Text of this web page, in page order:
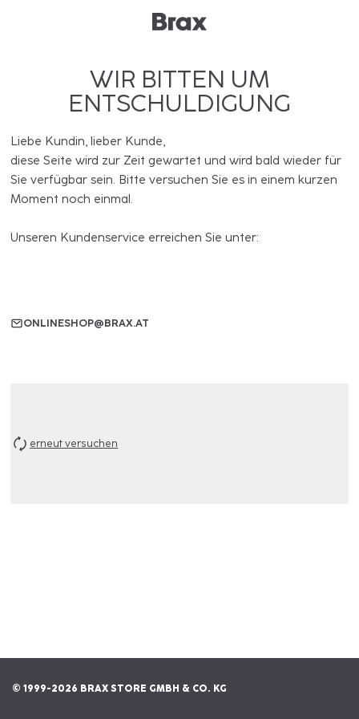
WIR BITTEN UM
ENTSCHULDIGUNG
Liebe Kundin, lieber Kunde,
diese Seite wird zur Zeit gewartet und wird bald wieder für
Sie verfügbar sein. Bitte versuchen Sie es in einem kurzen
Moment noch einmal.
Unseren Kundenservice erreichen Sie unter:
ONLINESHOP@BRAX.AT
erneut versuchen
© 1999-2026 BRAX STORE GMBH & CO. KG